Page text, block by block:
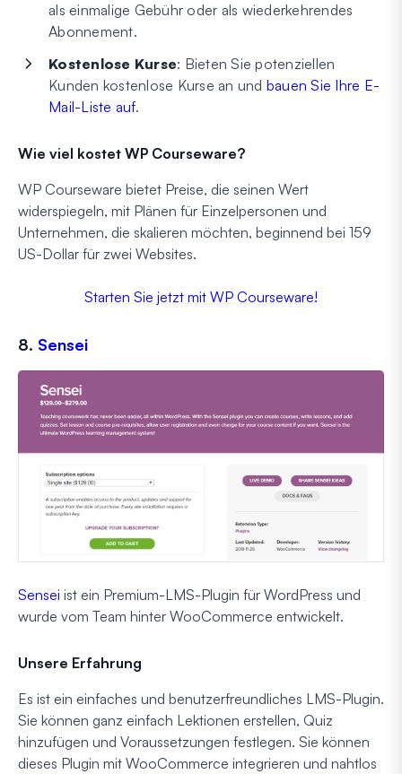
als einmalige Gebühr oder als wiederkehrendes
Abonnement.
Kostenlose Kurse: Bieten Sie potenziellen
Kunden kostenlose Kurse an und bauen Sie Ihre E-
Mail-Liste auf.
Wie viel kostet WP Courseware?
WP Courseware bietet Preise, die seinen Wert
widerspiegeln, mit Plänen für Einzelpersonen und
Unternehmen, die skalieren möchten, beginnend bei 159
US-Dollar für zwei Websites.
Starten Sie jetzt mit WP Courseware!
8. Sensei
Sensei ist ein Premium-LMS-Plugin für WordPress und
wurde vom Team hinter WooCommerce entwickelt.
Unsere Erfahrung
Es ist ein einfaches und benutzerfreundliches LMS-Plugin.
Sie können ganz einfach Lektionen erstellen, Quiz
hinzufügen und Voraussetzungen festlegen. Sie können
dieses Plugin mit WooCommerce integrieren und nahtlos